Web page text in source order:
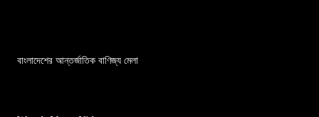
বাংলাদেশের আন্তর্জাতিক বাণিজ্য মেলা